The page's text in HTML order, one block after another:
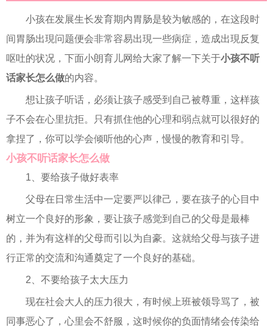
小孩在发展生长发育期内胃肠是较为敏感的，在这段时
间胃肠出現问题便会非常容易出現一些病症，造成出現反复
呕吐的状况，下面小朗育儿网给大家了解一下关于小孩不听
话家长怎么做的内容。
想让孩子听话，必须让孩子感受到自己被尊重，这样孩
子不会在心里抗拒。只有抓住他的心理和弱点就可以很好的
拿捏了，你可以学会倾听他的心声，慢慢的教育和引导。
小孩不听话家长怎么做
1、要给孩子做好表率
父母在日常生活中一定要严以律己，要在孩子的心目中
树立一个良好的形象，要让孩子感觉到自己的父母是最棒
的，并为有这样的父母而引以为自豪。这就给父母与孩子进
行正常的交流和沟通奠定了一个良好的基础。
2、不要给孩子太大压力
现在社会大人的压力很大，有时候上班被领导骂了，被
同事恶心了，心里会不舒服，这时候你的负面情绪会传染给